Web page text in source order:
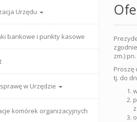
Urzędu
bankowe i punkty kasowe
w Urzędzie
komórek organizacyjnych
zm.) pn.
Proszę
tj. do